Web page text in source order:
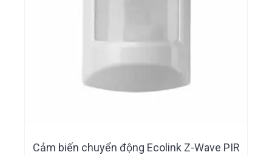
Cảm biến chuyển động Ecolink Z-Wave PIR